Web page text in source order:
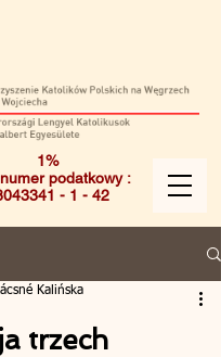
1%
podatkowy :
- 1 - 42
trzech
Kalińska